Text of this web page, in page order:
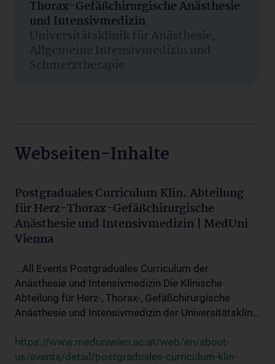
Thorax-Gefäßchirurgische Anästhesie
und Intensivmedizin
Universitätsklinik für Anästhesie,
Allgemeine Intensivmedizin und
Schmerztherapie
Webseiten-Inhalte
Postgraduales Curriculum Klin. Abteilung
für Herz-Thorax-Gefäßchirurgische
Anästhesie und Intensivmedizin | MedUni
Vienna
...All Events Postgraduales Curriculum der
Anästhesie und Intensivmedizin Die Klinische
Abteilung für Herz-, Thorax-, Gefäßchirurgische
Anästhesie und Intensivmedizin der Universitätsklin...
https://www.meduniwien.ac.at/web/en/about-
us/events/detail/postgraduales-curriculum-klin-